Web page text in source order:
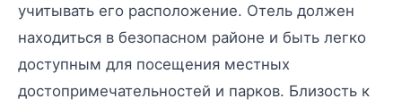
учитывать его расположение. Отель должен
находиться в безопасном районе и быть легко
доступным для посещения местных
достопримечательностей и парков. Близость к